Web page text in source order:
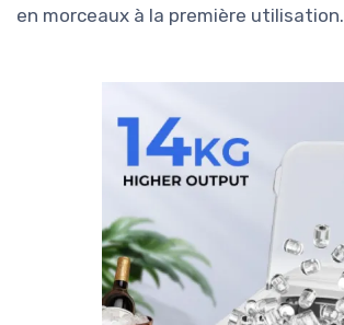
en morceaux à la première utilisation.